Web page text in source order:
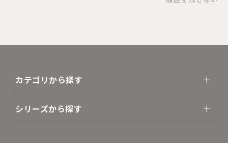
カテゴリから探す
シリーズから探す